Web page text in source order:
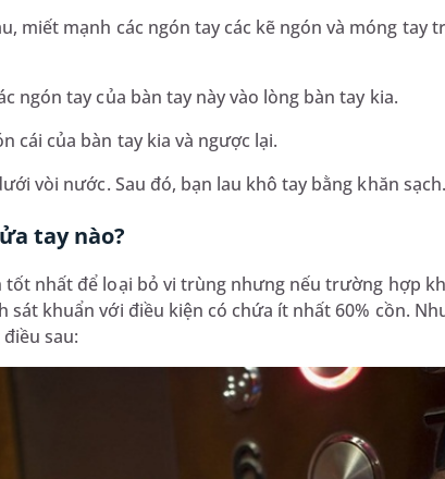
miết mạnh các ngón tay các kẽ ngón và móng tay
ngón tay của bàn tay này vào lòng bàn tay kia.
cái của bàn tay kia và ngược lại.
vòi nước. Sau đó, bạn lau khô tay bằng khăn sạch.
tay nào?
nhất để loại bỏ vi trùng nhưng nếu trường hợp
sát khuẩn với điều kiện có chứa ít nhất 60% cồn.
sau: